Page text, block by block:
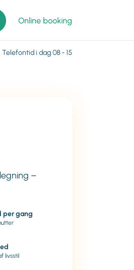
Online booking
Telefontidi dag08 - 15
–
per gang
livsstil